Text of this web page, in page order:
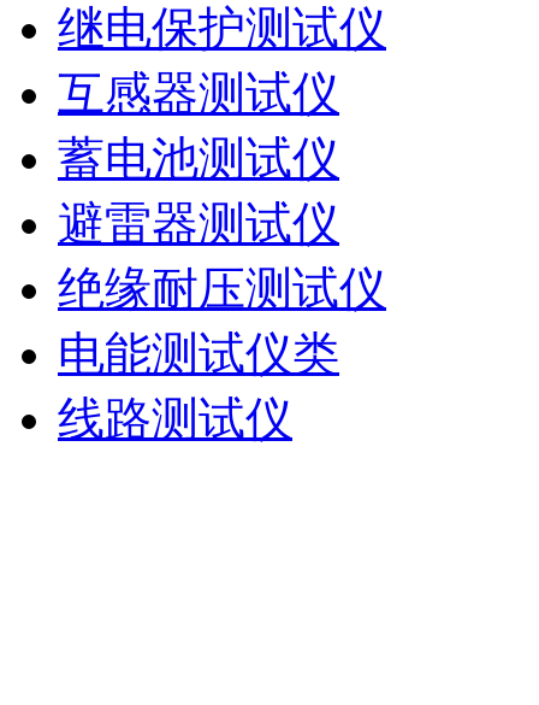
继电保护测试仪
互感器测试仪
蓄电池测试仪
避雷器测试仪
绝缘耐压测试仪
电能测试仪类
线路测试仪